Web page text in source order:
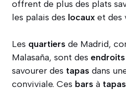
offrent de plus des plats
les palais des locaux et des
Les quartiers de Madrid,
Malasaña, sont des endroits
savourer des tapas dans
conviviale. Ces bars à tapas